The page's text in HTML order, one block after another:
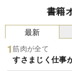
書籍
最新
筋肉が全て
すさまじく仕事